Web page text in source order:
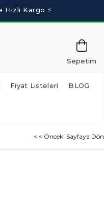
Sepetim
Fiyat Listeleri BLOG
< < Önceki Sayfaya Dön